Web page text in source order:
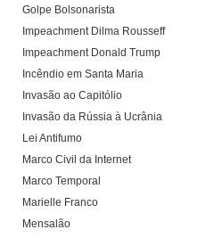
Golpe Bolsonarista
Impeachment Dilma Rousseff
Impeachment Donald Trump
Incêndio em Santa Maria
Invasão ao Capitólio
Invasão da Rússia à Ucrânia
Lei Antifumo
Marco Civil da Internet
Marco Temporal
Marielle Franco
Mensalão